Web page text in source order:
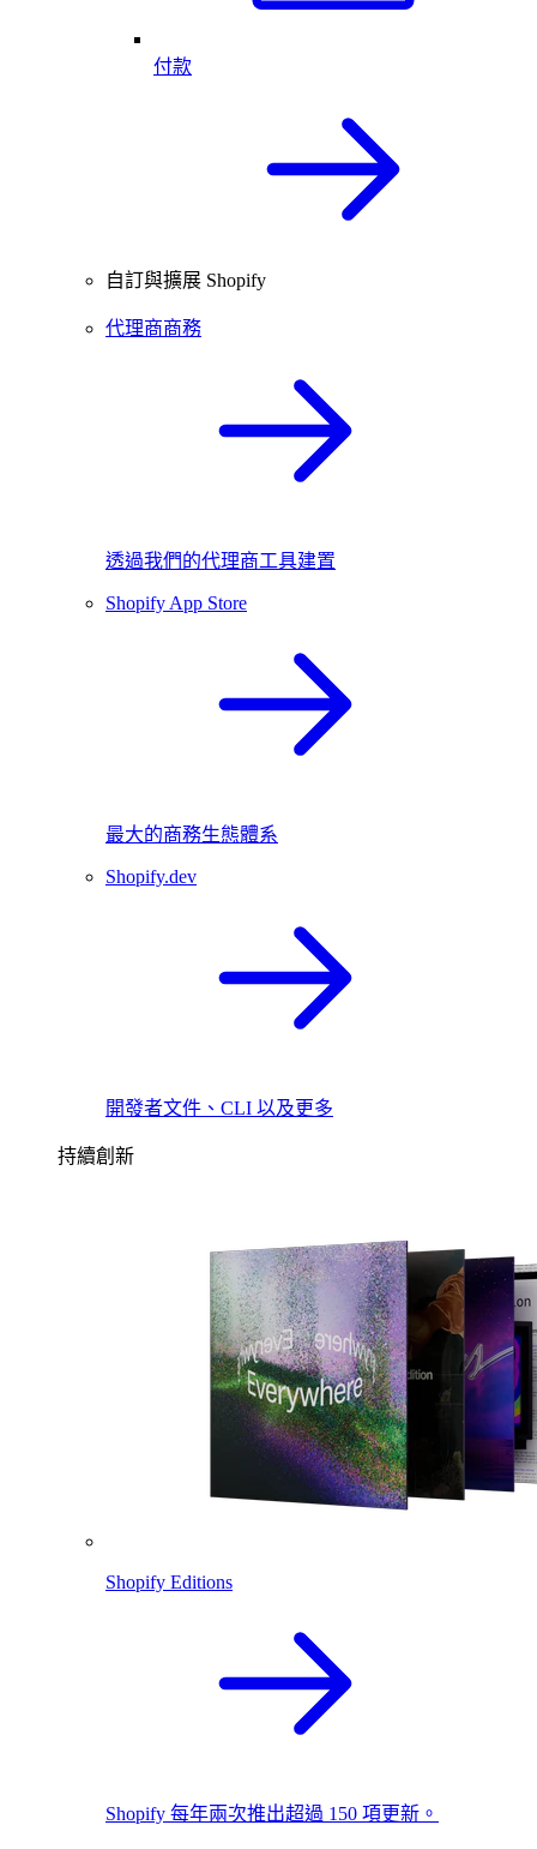
付款
自訂與擴展 Shopify
代理商商務
透過我們的代理商工具建置
Shopify App Store
最大的商務生態體系
Shopify.dev
開發者文件、CLI 以及更多
持續創新
Shopify Editions
Shopify 每年兩次推出超過 150 項更新。